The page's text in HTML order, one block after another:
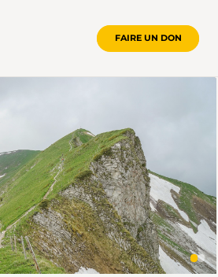
FAIRE UN DON